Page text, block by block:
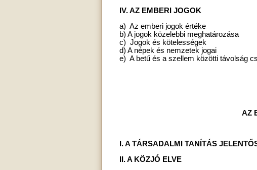
IV. AZ EMBERI JOGOK
a) Az emberi jogok értéke
b) A jogok közelebbi meghatározása
c) Jogok és kötelességek
d) A népek és nemzetek jogai
e) A betű és a szellem közötti távolság
AZ
I. A TÁRSADALMI TANÍTÁS
II. A KÖZJÓ ELVE